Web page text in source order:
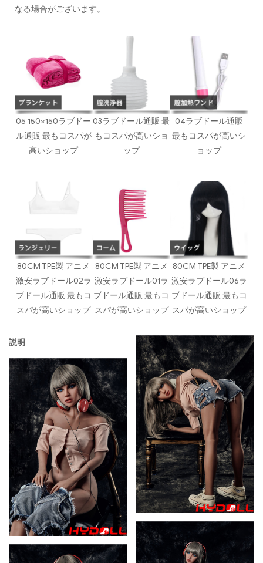
なる場合がございます。
05 150×150ラブドー
ル通販 最もコスパが
高いショップ
03ラブドール通販 最
もコスパが高いショ
ップ
04ラブドール通販
最もコスパが高いシ
ョップ
80CM TPE製 アニメ
激安ラブドール02ラ
ブドール通販 最もコ
スパが高いショップ
80CM TPE製 アニメ
激安ラブドール01ラ
ブドール通販 最もコ
スパが高いショップ
80CM TPE製 アニメ
激安ラブドール06ラ
ブドール通販 最もコ
スパが高いショップ
説明